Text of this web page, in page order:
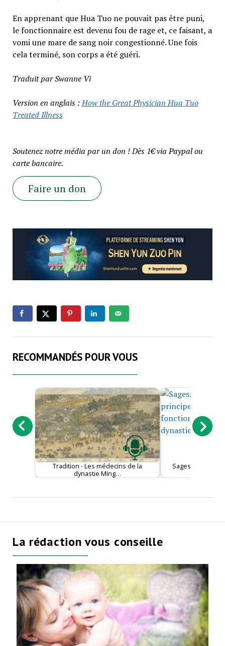
En apprenant que Hua Tuo ne pouvait pas être puni,
le fonctionnaire est devenu fou de rage et, ce faisant, a
vomi une mare de sang noir congestionné. Une fois
cela terminé, son corps a été guéri.
Traduit par Swanne Vi
Version en anglais :How the Great Physician Hua Tuo
Treated Illness
Soutenez notre média par un don ! Dès 1€ via Paypal ou
carte bancaire.
Faire un don
RECOMMANDÉS POUR VOUS
Tradition - Les médecins de la
dynastie Ming…
Sagesse - Une
La rédaction vous conseille